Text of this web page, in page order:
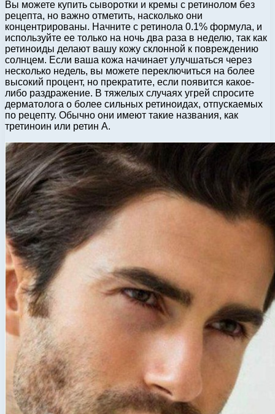
Вы можете купить сыворотки и кремы с ретинолом без
рецепта, но важно отметить, насколько они
концентрированы. Начните с ретинола 0.1% формула, и
используйте ее только на ночь два раза в неделю, так как
ретиноиды делают вашу кожу склонной к повреждению
солнцем. Если ваша кожа начинает улучшаться через
несколько недель, вы можете переключиться на более
высокий процент, но прекратите, если появится какое-
либо раздражение. В тяжелых случаях угрей спросите
дерматолога о более сильных ретиноидах, отпускаемых
по рецепту. Обычно они имеют такие названия, как
третиноин или ретин А.